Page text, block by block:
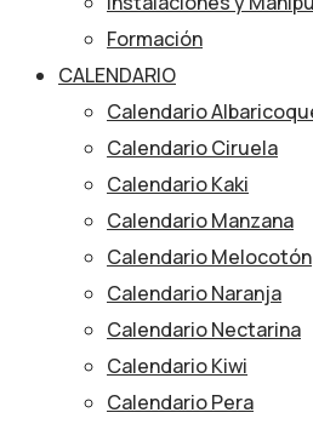
Formación
CALENDARIO
Calendario
Calendario Ciruela
Calendario Kaki
Calendario Manzana
Calendario Melocotón
Calendario Naranja
Calendario Nectarina
Calendario Kiwi
Calendario Pera